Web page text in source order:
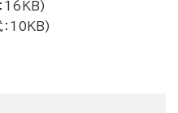
16KB)
10KB)